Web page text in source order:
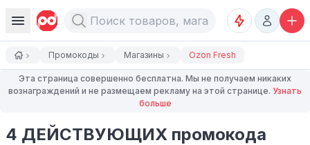
Промокоды Магазины Ozon Fresh
Эта страница совершенно бесплатна. Мы не получаем никаких
вознаграждений и не размещаем рекламу на этой странице. Узнать
больше
4 ДЕЙСТВУЮЩИХ промокода